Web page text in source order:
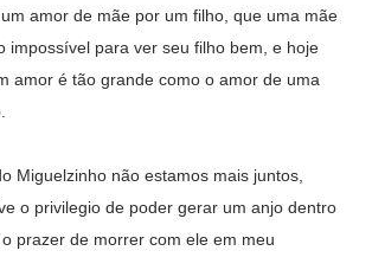
amor de mãe por um filho, que uma mãe
impossível para ver seu filho bem, e hoje
amor é tão grande como o amor de uma
Miguelzinho não estamos mais juntos,
o privilegio de poder gerar um anjo dentro
prazer de morrer com ele em meu